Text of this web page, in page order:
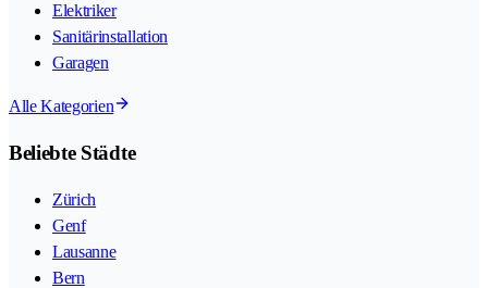
Elektriker
Sanitärinstallation
Garagen
Alle Kategorien
Beliebte Städte
Zürich
Genf
Lausanne
Bern